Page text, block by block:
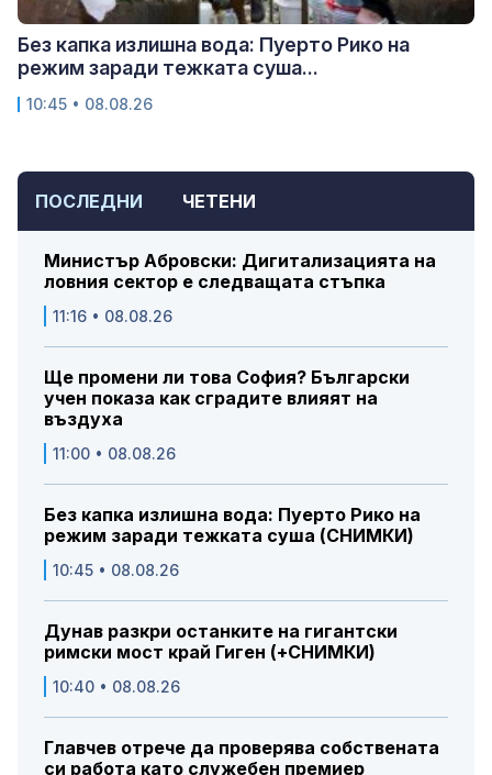
ПОСЛЕДНИ ЧЕТЕНИ
Министър Абровски: Дигитализацията на
ловния сектор е следващата стъпка
11:16 • 08.08.26
Ще промени ли това София? Български
учен показа как сградите влияят на
въздуха
11:00 • 08.08.26
Без капка излишна вода: Пуерто Рико на
режим заради тежката суша (СНИМКИ)
10:45 • 08.08.26
Дунав разкри останките на гигантски
римски мост край Гиген (+СНИМКИ)
10:40 • 08.08.26
Главчев отрече да проверява собствената
си работа като служебен премиер
Без капка излишна вода: Пуерто Рико на
режим заради тежката суша...
10:45 • 08.08.26